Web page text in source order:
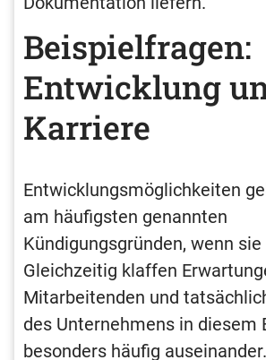
Beispielfragen:
Entwicklung
Karriere
Entwicklungsmöglichkeiten
am häufigsten genannten
Kündigungsgründen, wenn
Gleichzeitig klaffen
Mitarbeitenden und
des Unternehmens in diesem
besonders häufig